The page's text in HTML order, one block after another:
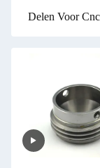
Delen Voor